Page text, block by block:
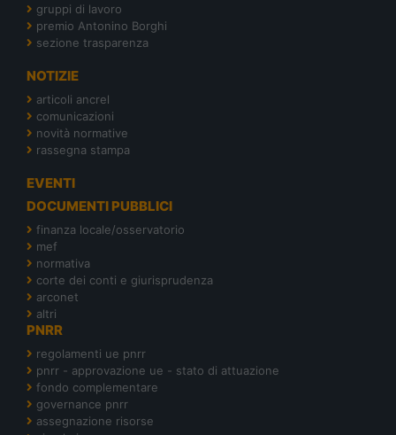
gruppi di lavoro
premio Antonino Borghi
sezione trasparenza
NOTIZIE
articoli ancrel
comunicazioni
novità normative
rassegna stampa
EVENTI
DOCUMENTI PUBBLICI
finanza locale/osservatorio
mef
normativa
corte dei conti e giurisprudenza
arconet
altri
PNRR
regolamenti ue pnrr
pnrr - approvazione ue - stato di attuazione
fondo complementare
governance pnrr
assegnazione risorse